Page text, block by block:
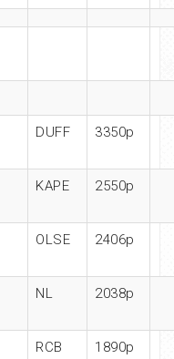
DUFF 3350p
KAPE 2550p
OLSE 2406p
NL 2038p
RCB 1890p